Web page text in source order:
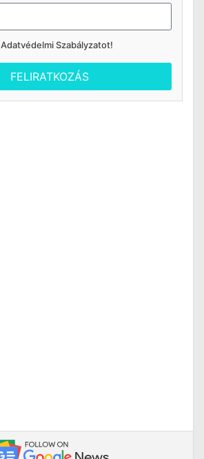
Adatvédelmi Szabályzatot!
FELIRATKOZÁS